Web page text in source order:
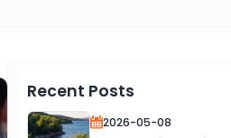
Recent Posts
2026-05-08